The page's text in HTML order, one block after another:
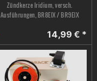
Zündkerze Iridium, versch.
Ausführungen, BR8EIX / BR9EIX
14,99 € *